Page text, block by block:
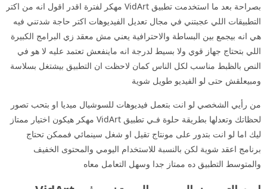
بصراحة بعد ما استخدمت تطبيق VidArt مهكر لفترة اقدر اقول انه من اكتر
التطبيقات اللي عجبتني في مجال تعديل الفيديوهات اكتر حاجة شدتني فيه
هي انه بيجمع بين البساطة والاحترافية يعني مش معقد زي البرامج الكبيرة
اللي بتحتاج جهاز قوي ولا بسيط لدرجة انه ماينفعش تعتمد عليه لا هو في
النص بالظبط مناسب لكل الناس كمان لاحظت ان التطبيق بيشتغل بسلاسة
ومبيعلقش حتى لو الفيديو طويل شوية
من رأيي الشخصي لو انت بتعمل فيديوهات للسوشيال ميديا او بتحب تصور
لحظاتك وتعدلها بطريقة حلوة فـي تطبيق VidArt مهكر هيكون اختيار ممتاز
ليك اما لو انت بتدور على مونتاج تقيل او شغل سينمائي فممكن تحتاج
برنامج اعقد شوية لكن بالنسبة للاستخدام اليومي والمحتوى الخفيف
والمتوسط التطبيق ده ممتاز جدا وسهل التعامل معاه